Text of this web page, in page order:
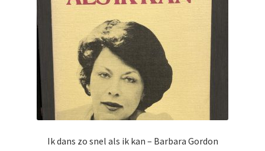
Ik dans zo snel als ik kan – Barbara Gordon